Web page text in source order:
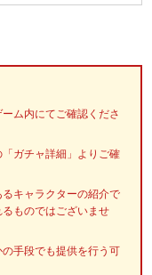
ム内にてご確認くださ
ガチャ詳細」よりご確
キャラクターの紹介で
ものではございませ
手段でも提供を行う可